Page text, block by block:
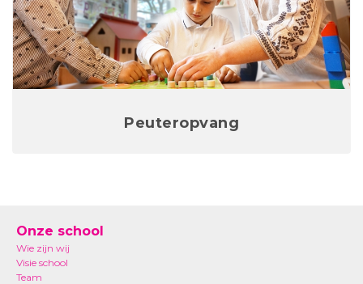
Peuteropvang
Onze school
Wie zijn wij
Visie school
Team